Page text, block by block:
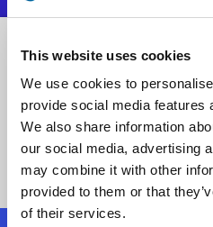
This website uses cookies
We use cookies to
provide social media features
We also share information
our social media, advertising
may combine it with other
provided to them or that
of their services.